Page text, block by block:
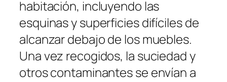
habitación, incluyendo las
esquinas y superficies difíciles de
alcanzar debajo de los muebles.
Una vez recogidos, la suciedad y
otros contaminantes se envían a